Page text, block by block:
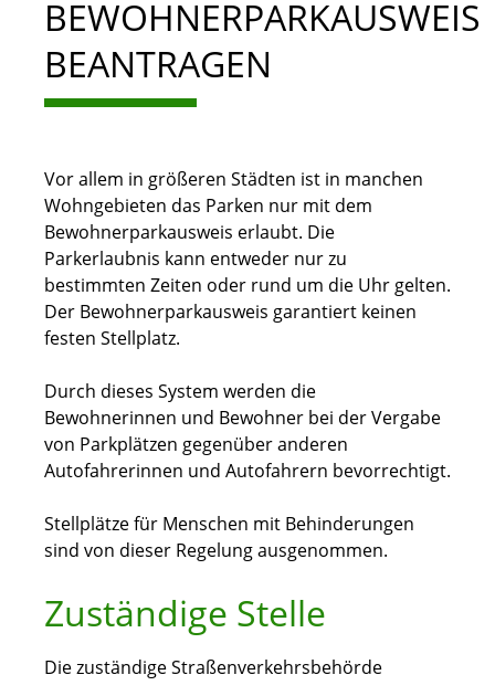
BEWOHNERPARKAUSWEIS
BEANTRAGEN
Vor allem in größeren Städten ist in manchen
Wohngebieten das Parken nur mit dem
Bewohnerparkausweis erlaubt. Die
Parkerlaubnis kann entweder nur zu
bestimmten Zeiten oder rund um die Uhr gelten.
Der Bewohnerparkausweis garantiert keinen
festen Stellplatz.
Durch dieses System werden die
Bewohnerinnen und Bewohner bei der Vergabe
von Parkplätzen gegenüber anderen
Autofahrerinnen und Autofahrern bevorrechtigt.
Stellplätze für Menschen mit Behinderungen
sind von dieser Regelung ausgenommen.
Zuständige Stelle
Die zuständige Straßenverkehrsbehörde